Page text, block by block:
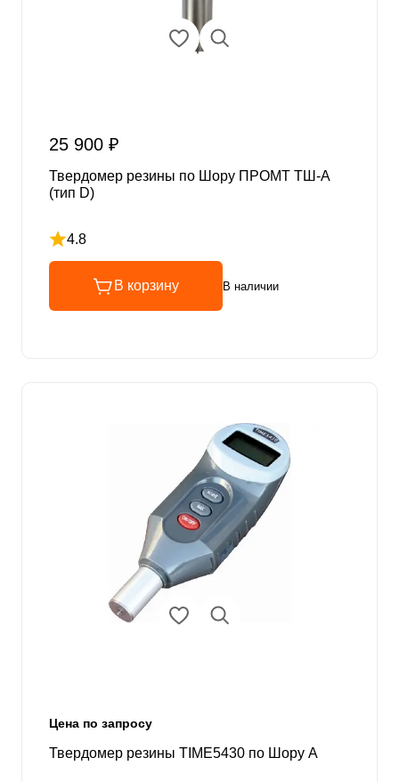
25 900 ₽
Твердомер резины по Шору ПРОМТ ТШ-А
(тип D)
4.8
Рейтинг 4.8 из 5
В корзину В наличии
Цена по запросу
Твердомер резины TIME5430 по Шору А